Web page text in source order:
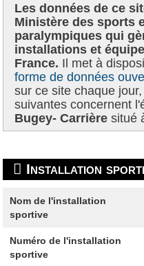
Les données de ce
Ministère des sports
paralympiques qui
installations et
France. Il met à
forme de données
sur ce site chaque
suivantes concernent
Bugey- Carrière situé
Installation
Nom de l'installation
sportive
Numéro de l'installation
sportive